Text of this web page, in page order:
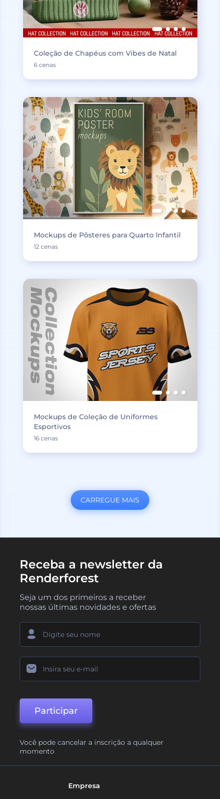
Coleção de Chapéus com Vibes de Natal
6 cenas
Mockups de Pôsteres para Quarto Infantil
12 cenas
Mockups de Coleção de Uniformes
Esportivos
16 cenas
CARREGUE MAIS
Receba a newsletter da
Renderforest
Seja um dos primeiros a receber
nossas últimas novidades e ofertas
Participar
Você pode cancelar a inscrição a qualquer
momento
Empresa